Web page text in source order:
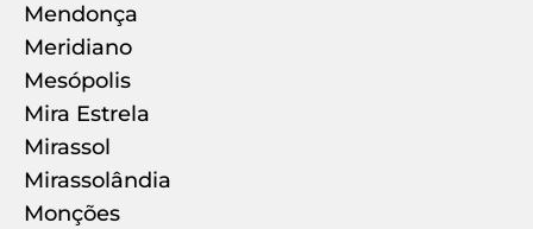
Mendonça
Meridiano
Mesópolis
Mira Estrela
Mirassol
Mirassolândia
Monções